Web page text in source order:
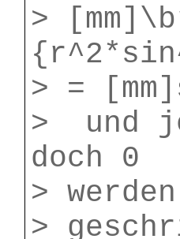
>
> =
> und
doch 0
>
>